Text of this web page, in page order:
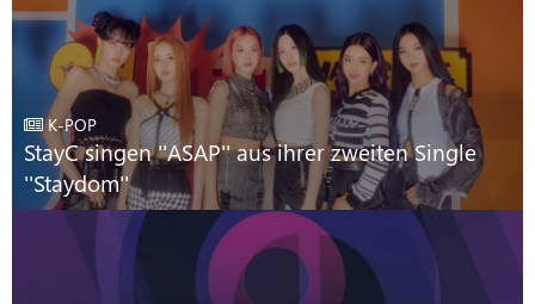
K-POP
StayC singen ''ASAP'' aus ihrer zweiten Single
''Staydom''